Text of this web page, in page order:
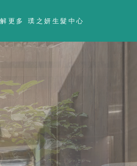
更多 璞之妍生髮中心